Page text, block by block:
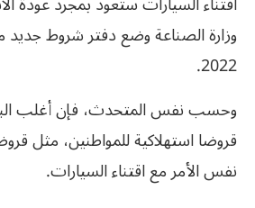
وزارة الصناعة وضع دفتر شروط جديد
2022.
وحسب نفس المتحدث، فإن أغلب
قروضا استهلاكية للمواطنين، مثل
نفس الأمر مع اقتناء السيارات.